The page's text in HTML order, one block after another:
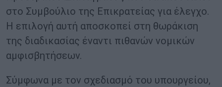
στο Συμβούλιο της Επικρατείας για έλεγχο.
Η επιλογή αυτή αποσκοπεί στη θωράκιση
της διαδικασίας έναντι πιθανών νομικών
αμφισβητήσεων.
Σύμφωνα με τον σχεδιασμό του υπουργείου,